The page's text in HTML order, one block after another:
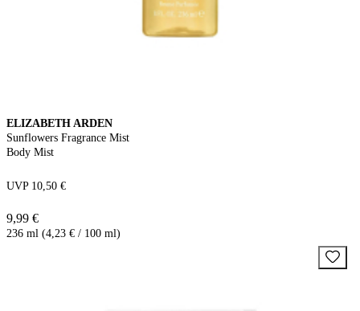
ELIZABETH ARDEN
Sunflowers Fragrance Mist
Body Mist
UVP 10,50 €
9,99 €
236 ml (4,23 € / 100 ml)